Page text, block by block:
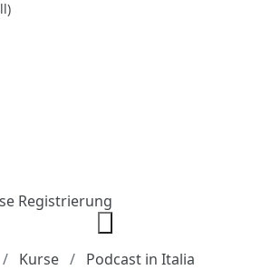
Registrierung
Kurse Podcast in Italia